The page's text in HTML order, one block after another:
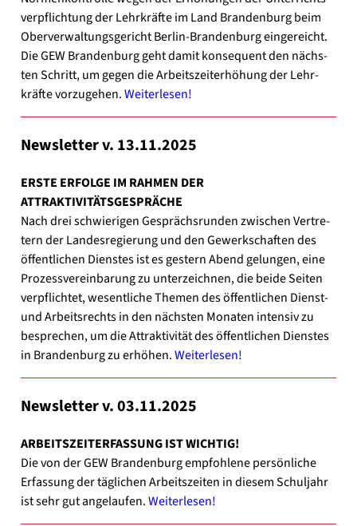
ver­pflich­tung der Lehr­kräf­te im Land Bran­den­burg beim
Ober­ver­wal­tungs­ge­richt Berlin-Brandenburg ein­ge­reicht.
Die GEW Bran­den­burg geht damit kon­se­quent den nächs­
ten Schritt, um gegen die Arbeits­zeit­er­hö­hung der Lehr­
kräf­te vor­zu­ge­hen.Wei­ter­le­sen!
News­let­ter v. 13.11.2025
ERSTE ERFOLGE IM RAHMEN DER
ATTRAKTIVITÄTSGESPRÄCHE
Nach drei schwie­ri­gen Gesprächs­run­den zwi­schen Ver­tre­
tern der Lan­des­re­gie­rung und den Gewerk­schaf­ten des
öffent­li­chen Diens­tes ist es ges­tern Abend gelun­gen, eine
Pro­zess­ver­ein­ba­rung zu unter­zeich­nen, die bei­de Sei­ten
ver­pflich­tet, wesent­li­che The­men des öffent­li­chen Dienst-
und Arbeits­rechts in den nächs­ten Mona­ten inten­siv zu
bespre­chen, um die Attrak­ti­vi­tät des öffent­li­chen Diens­tes
in Bran­den­burg zu erhö­hen.Wei­ter­le­sen!
News­let­ter v. 03.11.2025
ARBEITSZEITERFASSUNG IST WICHTIG!
Die von der GEW Bran­den­burg emp­foh­le­ne per­sön­li­che
Erfas­sung der täg­li­chen Arbeits­zei­ten in die­sem Schul­jahr
ist sehr gut ange­lau­fen.Wei­ter­le­sen!